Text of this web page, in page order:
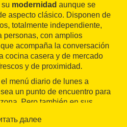
modernidad aunque se
aspecto clásico. Disponen de
totalmente independiente,
personas, con amplios
acompaña la conversación
cocina casera y de mercado
y de proximidad.
menú diario de lunes a
un punto de encuentro para
Pero también en sus
y con productos del
далее